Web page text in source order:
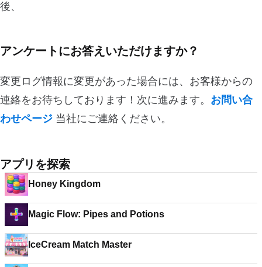
後、
アンケートにお答えいただけますか？
変更ログ情報に変更があった場合には、お客様からの
連絡をお待ちしております！次に進みます。 お問い合
わせページ 当社にご連絡ください。
アプリを探索
Honey Kingdom
Magic Flow: Pipes and Potions
IceCream Match Master